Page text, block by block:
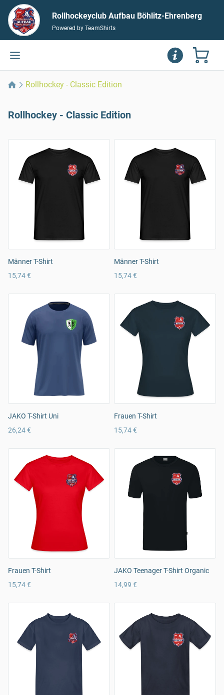
Rollhockeyclub Aufbau Böhlitz-Ehrenberg
Powered by TeamShirts
Rollhockey - Classic Edition
Rollhockey - Classic Edition
Männer T-Shirt
15,74 €
Männer T-Shirt
15,74 €
JAKO T-Shirt Uni
26,24 €
Frauen T-Shirt
15,74 €
Frauen T-Shirt
15,74 €
JAKO Teenager T-Shirt Organic
14,99 €